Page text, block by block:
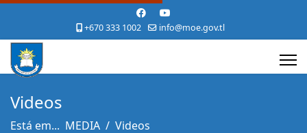
+670 333 1002 info@moe.gov.tl
Videos
Está em... MEDIA Videos